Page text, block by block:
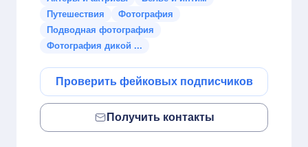
Путешествия
Фотография
Подводная фотография
Фотография дикой ...
Проверить фейковых подписчиков
Получить контакты